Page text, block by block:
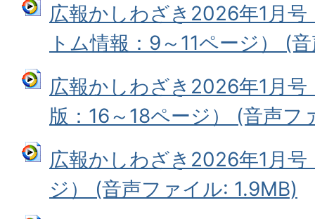
広報かしわざき2026年1月
トム情報：9～11ページ） (
広報かしわざき2026年1月
版：16～18ページ） (音声フ
広報かしわざき2026年1月号
ジ） (音声ファイル: 1.9MB)